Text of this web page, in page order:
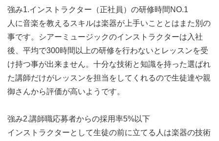
強み1.インストラクター（正社員）の研修時間NO.1
人に音楽を教えるスキルは楽器が上手いこととはまた別の
事です。シアーミュージックのインストラクターは入社
後、平均で300時間以上の研修を行わないとレッスンを受
け持つ事が出来ません。十分な技術と知識を持った選ばれ
た講師だけがレッスンを担当をしてくれるので生徒達や親
御さんから評価が高いようです。
強み2.講師職応募者からの採用率5%以下
インストラクターとして生徒の前に立てる人は楽器の技術